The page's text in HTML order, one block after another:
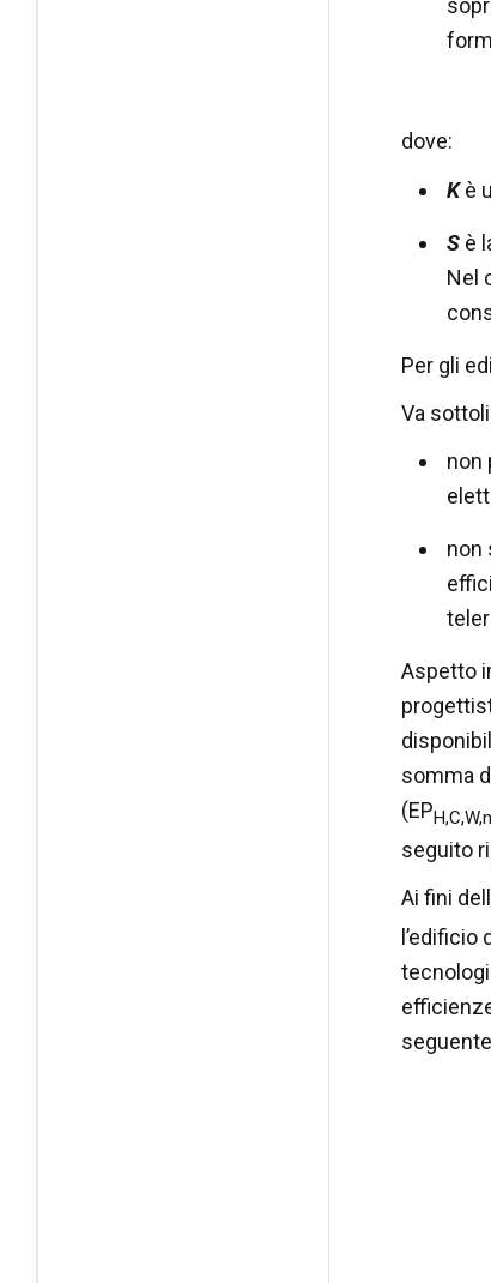
dove:
Kè
Sè
Nel
Per gli
Va
non
non
Aspetto
somma
(EP
seguito
Ai fini
l’edificio